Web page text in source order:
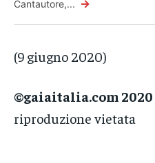
Cantautore,... →
(9 giugno 2020)
©gaiaitalia.com 2020
riproduzione vietata